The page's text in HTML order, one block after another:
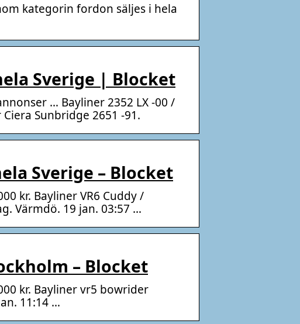
kategorin fordon säljes i hela
Sverige | Blocket
… Bayliner 2352 LX -00 /
Sunbridge 2651 -91.
Sverige – Blocket
kr. Bayliner VR6 Cuddy /
Värmdö. 19 jan. 03:57 …
– Blocket
kr. Bayliner vr5 bowrider
11:14 …